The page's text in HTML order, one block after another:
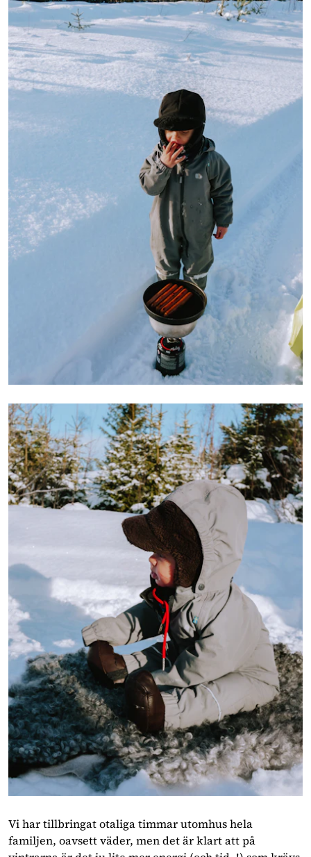
Vi har tillbringat otaliga timmar utomhus hela
familjen, oavsett väder, men det är klart att på